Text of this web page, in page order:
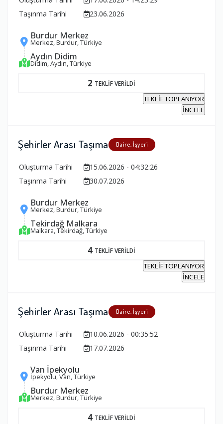
Taşınma Tarihi
23.06.2026
Burdur Merkez
Merkez, Burdur, Türkiye
Aydın Didim
Didim, Aydın, Türkiye
2 TEKLİF VERİLDİ
TEKLİF TOPLANIYOR
İNCELE
Şehirler Arası Taşıma Daire, İşyeri
Oluşturma Tarihi
15.06.2026 - 04:32:26
Taşınma Tarihi
30.07.2026
Burdur Merkez
Merkez, Burdur, Türkiye
Tekirdağ Malkara
Malkara, Tekirdağ, Türkiye
4 TEKLİF VERİLDİ
TEKLİF TOPLANIYOR
İNCELE
Şehirler Arası Taşıma Daire, İşyeri
Oluşturma Tarihi
10.06.2026 - 00:35:52
Taşınma Tarihi
17.07.2026
Van İpekyolu
İpekyolu, Van, Türkiye
Burdur Merkez
Merkez, Burdur, Türkiye
4 TEKLİF VERİLDİ